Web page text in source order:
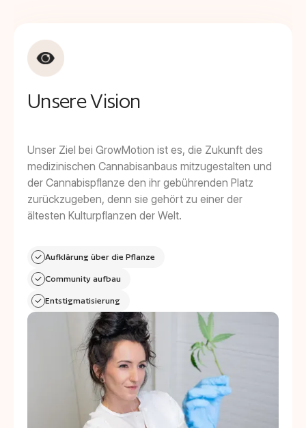
Unsere Vision
Unser Ziel bei GrowMotion ist es, die Zukunft des
medizinischen Cannabisanbaus mitzugestalten und
der Cannabispflanze den ihr gebührenden Platz
zurückzugeben, denn sie gehört zu einer der
ältesten Kulturpflanzen der Welt.
Aufklärung über die Pflanze
Community aufbau
Entstigmatisierung